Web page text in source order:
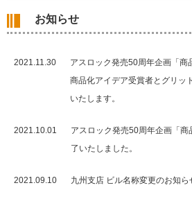
お知らせ
2021.11.30
アスロック発売50周年企画「商
商品化アイデア受賞者とグリッ
いたします。
2021.10.01
アスロック発売50周年企画「
了いたしました。
2021.09.10 九州支店 ビル名称変更のお知ら